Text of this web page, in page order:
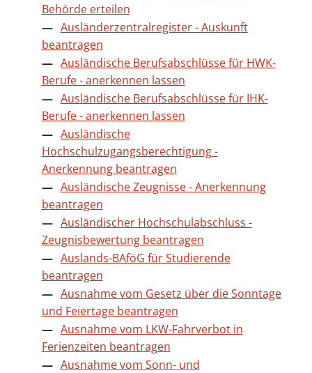
Behörde erteilen
Ausländerzentralregister - Auskunft
beantragen
Ausländische Berufsabschlüsse für HWK-
Berufe - anerkennen lassen
Ausländische Berufsabschlüsse für IHK-
Berufe - anerkennen lassen
Ausländische
Hochschulzugangsberechtigung -
Anerkennung beantragen
Ausländische Zeugnisse - Anerkennung
beantragen
Ausländischer Hochschulabschluss -
Zeugnisbewertung beantragen
Auslands-BAföG für Studierende
beantragen
Ausnahme vom Gesetz über die Sonntage
und Feiertage beantragen
Ausnahme vom LKW-Fahrverbot in
Ferienzeiten beantragen
Ausnahme vom Sonn- und